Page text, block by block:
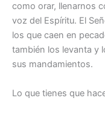
como orar, llenarnos
voz del Espíritu. El
los que caen en
también los levanta y
sus mandamientos.
Lo que tienes que